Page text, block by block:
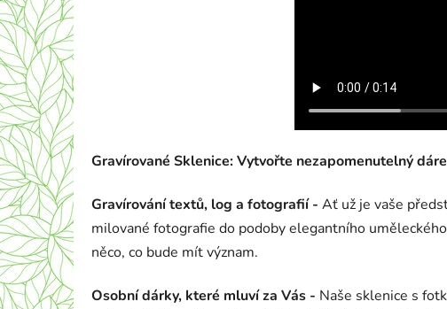
Gravírované Sklenice: Vytvořte nezapomenutelný
Gravírování textů, log a fotografií - Ať už je vaše
milované fotografie do podoby elegantního
něco, co bude mít význam.
Osobní dárky, které mluví za Vás - Naše sklenice s